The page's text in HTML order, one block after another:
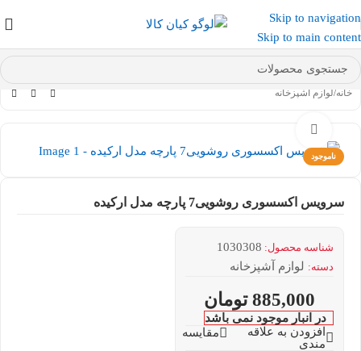
Skip to navigation
Skip to main content
عضو کانال بله کیان کالا شوید و کد تخفیف دریافت کنید.
خانه/لوازم آشپزخانه
ناموجود
سرویس اکسسوری روشویی7 پارچه مدل ارکیده
شناسه محصول: 1030308
دسته: لوازم آشپزخانه
885,000 تومان
در انبار موجود نمی باشد
افزودن به علاقه
مندی
مقایسه